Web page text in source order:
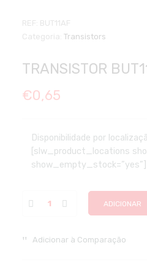
REF: BUT11AF
Categoria: Transistors
TRANSISTOR
€0,65
Disponibilidade por
[slw_product_locations
show_empty_stock=”yes”]
ADICIONAR
Adicionar à Comparação